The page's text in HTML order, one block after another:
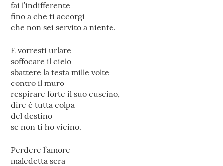
fai l’indifferente
fino a che ti accorgi
che non sei servito a niente.
E vorresti urlare
soffocare il cielo
sbattere la testa mille volte
contro il muro
respirare forte il suo cuscino,
dire è tutta colpa
del destino
se non ti ho vicino.
Perdere l’amore
maledetta sera